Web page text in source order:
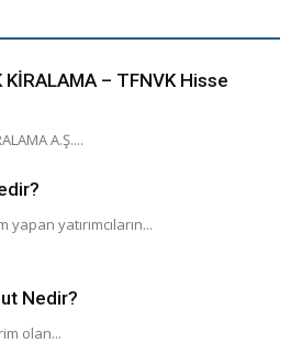
KİRALAMA – TFNVK Hisse
A.Ş....
yapan yatırımcıların...
Nedir?
olan...